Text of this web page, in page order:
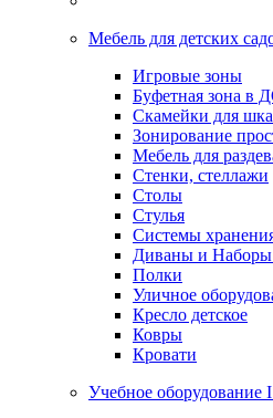
Мебель для детских
Игровые зоны
Буфетная зона в
Скамейки для
Зонирование
Мебель для
Стенки, стеллажи
Столы
Стулья
Системы
Диваны и Наборы
Полки
Уличное
Кресло детское
Ковры
Кровати
Учебное оборудование